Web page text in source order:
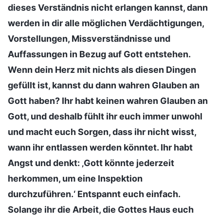
dieses Verständnis nicht erlangen kannst, dann
werden in dir alle möglichen Verdächtigungen,
Vorstellungen, Missverständnisse und
Auffassungen in Bezug auf Gott entstehen.
Wenn dein Herz mit nichts als diesen Dingen
gefüllt ist, kannst du dann wahren Glauben an
Gott haben? Ihr habt keinen wahren Glauben an
Gott, und deshalb fühlt ihr euch immer unwohl
und macht euch Sorgen, dass ihr nicht wisst,
wann ihr entlassen werden könntet. Ihr habt
Angst und denkt: ‚Gott könnte jederzeit
herkommen, um eine Inspektion
durchzuführen.‘ Entspannt euch einfach.
Solange ihr die Arbeit, die Gottes Haus euch